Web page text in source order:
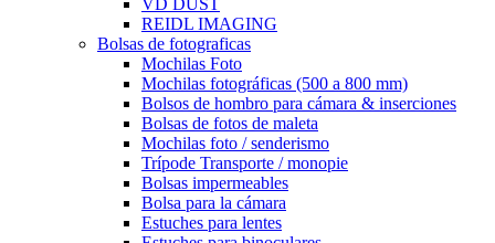
VD DUST
REIDL IMAGING
Bolsas de fotograficas
Mochilas Foto
Mochilas fotográficas (500 a 800 mm)
Bolsos de hombro para cámara & inserciones
Bolsas de fotos de maleta
Mochilas foto / senderismo
Trípode Transporte / monopie
Bolsas impermeables
Bolsa para la cámara
Estuches para lentes